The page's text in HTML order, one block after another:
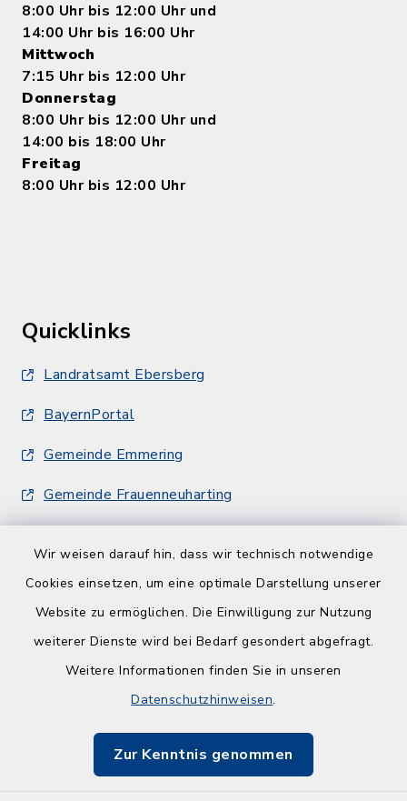
Wir weisen darauf hin, dass wir technisch notwendige
Cookies einsetzen, um eine optimale Darstellung unserer
Website zu ermöglichen. Die Einwilligung zur Nutzung
weiterer Dienste wird bei Bedarf gesondert abgefragt.
Weitere Informationen finden Sie in unseren
Datenschutzhinweisen.
Zur Kenntnis genommen
8:00 Uhr bis 12:00 Uhr und
14:00 Uhr bis 16:00 Uhr
Mittwoch
7:15 Uhr bis 12:00 Uhr
Donnerstag
8:00 Uhr bis 12:00 Uhr und
14:00 bis 18:00 Uhr
Freitag
8:00 Uhr bis 12:00 Uhr
Quicklinks
Landratsamt Ebersberg
BayernPortal
Gemeinde Emmering
Gemeinde Frauenneuharting
Barrierefreiheit
Impressum